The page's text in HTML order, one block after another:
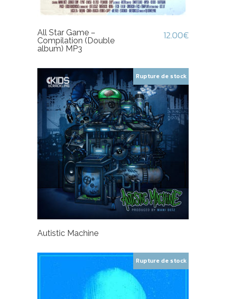
All Star Game –
Compilation (Double
album) MP3
12.00€
Rupture de stock
Autistic Machine
Rupture de stock